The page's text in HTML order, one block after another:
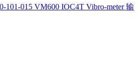
101-015 VM600 IOC4T Vibro-meter 输